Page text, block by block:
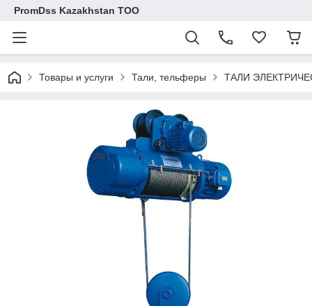
PromDss Kazakhstan TOO
Товары и услуги Тали, тельферы ТАЛИ